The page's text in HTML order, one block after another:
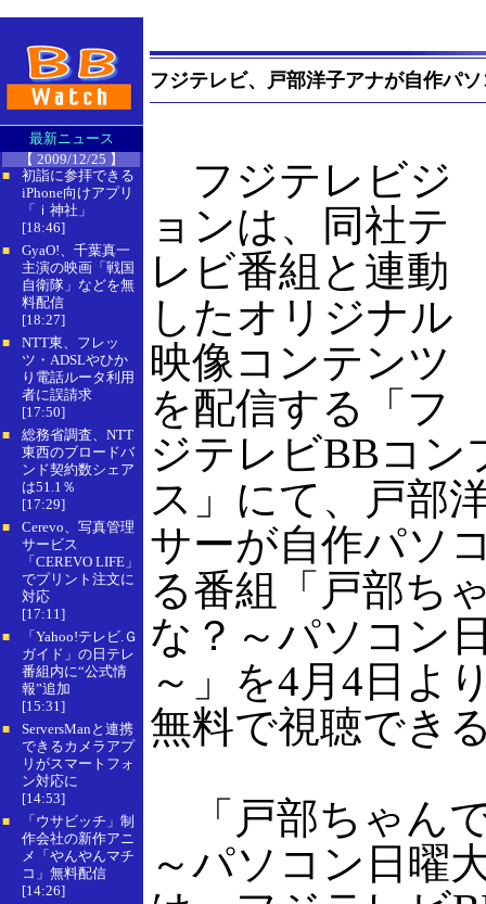
最新ニュース
【 2009/12/25 】
■
初詣に参拝できる
iPhone向けアプリ
「ｉ神社」
[18:46]
■
GyaO!、千葉真一
主演の映画「戦国
自衛隊」などを無
料配信
[18:27]
■
NTT東、フレッ
ツ・ADSLやひか
り電話ルータ利用
者に誤請求
[17:50]
■
総務省調査、NTT
東西のブロードバ
ンド契約数シェア
は51.1％
[17:29]
■
Cerevo、写真管理
サービス
「CEREVO LIFE」
でプリント注文に
対応
[17:11]
■
「Yahoo!テレビ.Ｇ
ガイド」の日テレ
番組内に“公式情
報”追加
[15:31]
■
ServersManと連携
できるカメラアプ
リがスマートフォ
ン対応に
[14:53]
■
「ウサビッチ」制
作会社の新作アニ
メ「やんやんマチ
コ」無料配信
[14:26]
フジテレビ、戸部洋子アナが自作パ
フジテレビジ
ョンは、同社テ
レビ番組と連動
したオリジナル
映像コンテンツ
を配信する「フ
ジテレビBBコン
ス」にて、戸部
サーが自作パソ
る番組「戸部ち
な？～パソコン
～」を4月4日よ
無料で視聴でき
「戸部ちゃん
～パソコン日曜